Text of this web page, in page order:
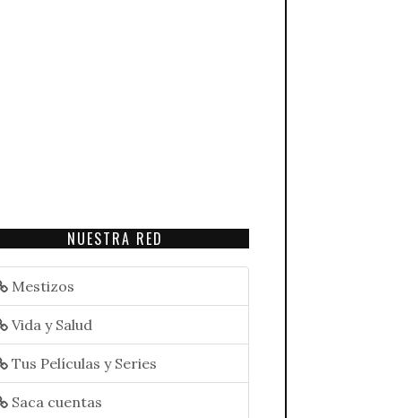
NUESTRA RED
Mestizos
Vida y Salud
Tus Películas y Series
Saca cuentas